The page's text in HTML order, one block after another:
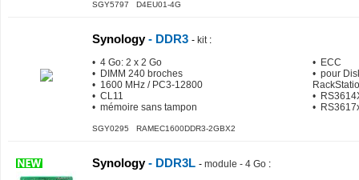
SGY5797 D4EU01-4G
Synology- DDR3 - kit:
• 4 Go: 2 x 2 Go
• DIMM 240 broches
• 1600 MHz / PC3-12800
• CL11
• mémoire sans tampon
• ECC
• pour
•
•
SGY0295 RAMEC1600DDR3-2GBX2
Synology- DDR3L - module - 4 Go :